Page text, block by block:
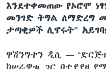
እንደተቀመጠው የኦሮሞ
መንገድ ትግል ለማድረግ
ታጣቂዎች ሊኖሩት”
ዋሽንግተን ዲሲ —
ከሠራዊቱ ጋር በተያያዘ